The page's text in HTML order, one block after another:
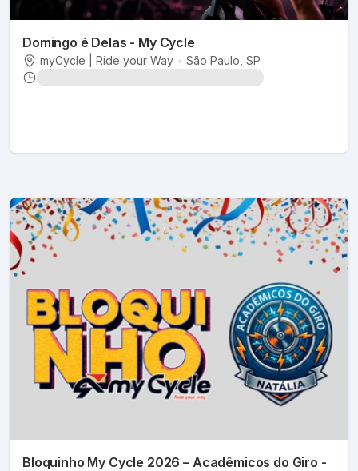
Domingo é Delas - My Cycle
myCycle | Ride your Way • São Paulo , SP
Bloquinho My Cycle 2026 – Acadêmicos do Giro -